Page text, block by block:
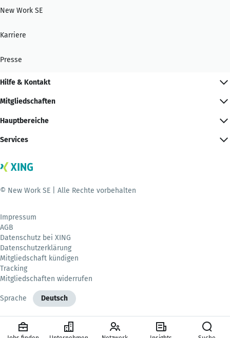
New Work SE
Karriere
Presse
Hilfe & Kontakt
Mitgliedschaften
Hauptbereiche
Services
© New Work SE | Alle Rechte vorbehalten
Impressum
AGB
Datenschutz bei XING
Datenschutzerklärung
Mitgliedschaft kündigen
Tracking
Mitgliedschaften widerrufen
Sprache Deutsch